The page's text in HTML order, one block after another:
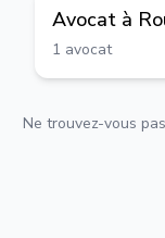
Avocat à
1 avocat
Ne trouvez-vous